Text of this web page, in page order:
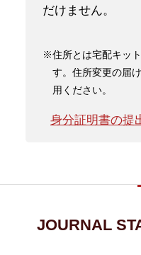
だけません。
※住所とは宅配キッ
す。住所変更の届
用ください。
身分証明書の提
JOURNAL